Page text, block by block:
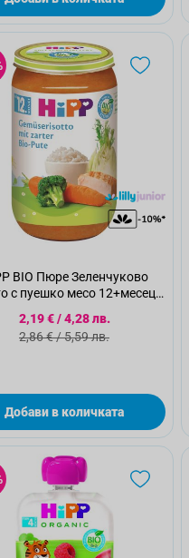
BIO Пюре Зеленчуково
с пуешко месо 12+месеца
Специална цена
2,19 €/4,28 лв.
Стандартна цена
2,86 €/5,59 лв.
Добави в количката